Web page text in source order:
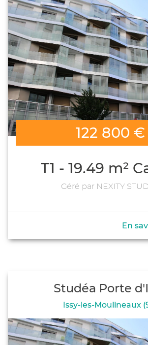
122 800 €
T1 - 19.49 m²
Géré par NEXITY
En
Studéa Porte
Issy-les-Moulineaux